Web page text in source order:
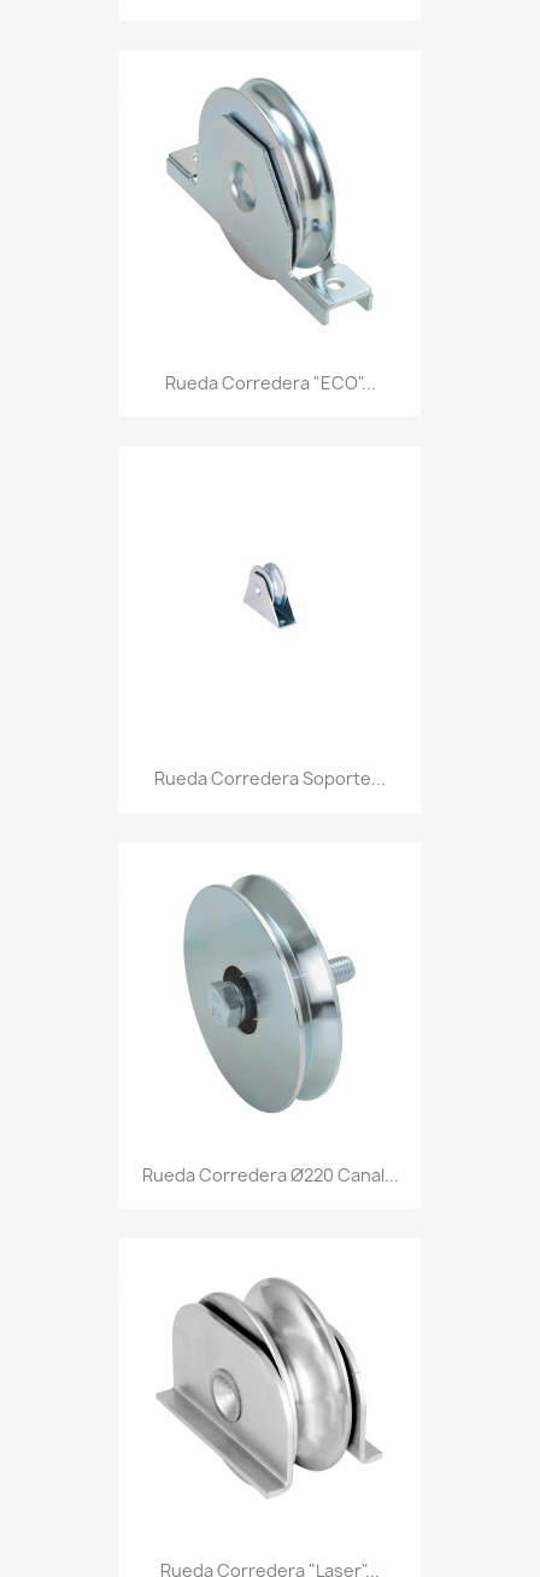
Rueda Corredera "ECO"...
Rueda Corredera Soporte...
Rueda Corredera Ø220 Canal...
Rueda Corredera "Laser"...